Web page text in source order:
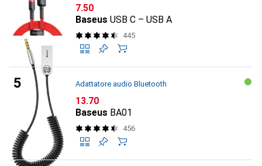
CHF
7.50
Baseus USB C – USB A
445
Adattatore audio Bluetooth
CHF
13.70
Baseus BA01
456